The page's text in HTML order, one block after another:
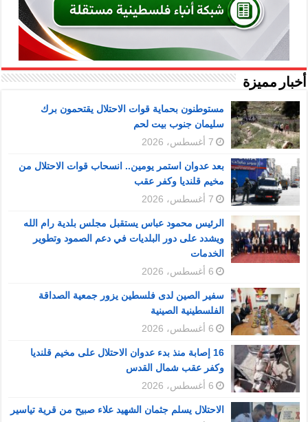
أخبار مميزة
مستوطنون بحماية قوات الاحتلال يقتحمون برك
سليمان جنوب بيت لحم
7 أغسطس، 2026
بعد عدوان استمر يومين.. انسحاب قوات الاحتلال من
مخيم قلنديا وكفر عقب
7 أغسطس، 2026
الرئيس محمود عباس يستقبل مجلس بلدية رام الله
ويشدد على دور البلديات في دعم الصمود وتطوير
الخدمات
6 أغسطس، 2026
سفير الصين لدى فلسطين يزور جمعية الصداقة
الفلسطينية الصينية
6 أغسطس، 2026
16 إصابة منذ بدء عدوان الاحتلال على مخيم قلنديا
وكفر عقب شمال القدس
6 أغسطس، 2026
الاحتلال يسلم جثمان الشهيد علاء صبيح من قرية تياسير